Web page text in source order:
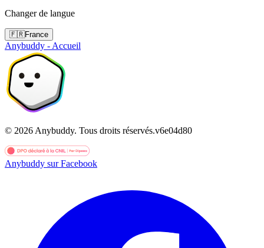
Changer de langue
🇫🇷France
Anybuddy - Accueil
© 2026 Anybuddy. Tous droits réservés.v6e04d80
Anybuddy sur Facebook